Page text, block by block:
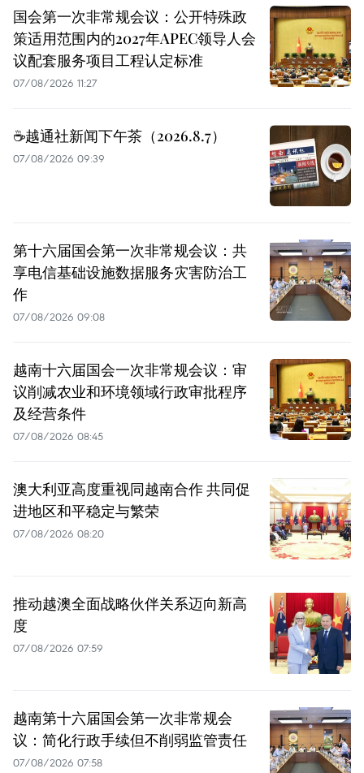
国会第一次非常规会议：公开特殊政
策适用范围内的2027年APEC领导人会
议配套服务项目工程认定标准
07/08/2026 11:27
☕️越通社新闻下午茶（2026.8.7）
07/08/2026 09:39
第十六届国会第一次非常规会议：共
享电信基础设施数据服务灾害防治工
作
07/08/2026 09:08
越南十六届国会一次非常规会议：审
议削减农业和环境领域行政审批程序
及经营条件
07/08/2026 08:45
澳大利亚高度重视同越南合作 共同促
进地区和平稳定与繁荣
07/08/2026 08:20
推动越澳全面战略伙伴关系迈向新高
度
07/08/2026 07:59
越南第十六届国会第一次非常规会
议：简化行政手续但不削弱监管责任
07/08/2026 07:58